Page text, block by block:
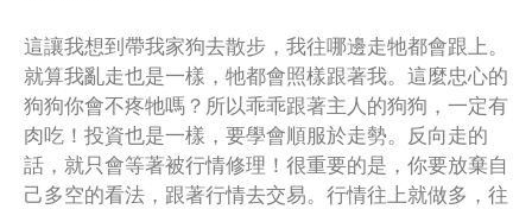
這讓我想到帶我家狗去散步，我往哪邊走牠都會跟上。
就算我亂走也是一樣，牠都會照樣跟著我。這麼忠心的
狗狗你會不疼牠嗎？所以乖乖跟著主人的狗狗，一定有
肉吃！投資也是一樣，要學會順服於走勢。反向走的
話，就只會等著被行情修理！很重要的是，你要放棄自
己多空的看法，跟著行情去交易。行情往上就做多，往